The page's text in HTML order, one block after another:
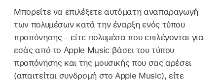
Μπορείτε να επιλέξετε αυτόματη αναπαραγωγή
των πολυμέσων κατά την έναρξη ενός τύπου
προπόνησης – είτε πολυμέσα που επιλέγονται για
εσάς από το Apple Music βάσει του τύπου
προπόνησης και της μουσικής που σας αρέσει
(απαιτείται συνδρομή στο Apple Music), είτε